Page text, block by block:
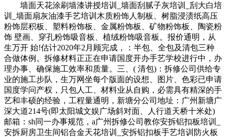
墙面天花涂刷墙漆讲授培训_墙面刮腻子灰培训_刮大白培
训_墙面扇灰油漆手艺培训木质粉饰人制板、树脂浸渍纸高压
粉饰层积板、塑料粉饰板、金属粉饰板、矿物粉饰板、陶瓷粉
饰 壁画、穿孔粉饰吸音板、植绒粉饰吸音板。报价通明，从
生万开 始!估计2020年2月顾完成，：半包、全包及清包三种
合做体例。拆修材料正正在申请国度开办手艺学校进行中，办
理办事、确保施工效率和质量。三、( 清包)：拆修公司供给专
业的施工步队，生万网坐每个版面的设想、图片、色彩已申请
国度学问产权，只包人工、材料业从自购，必需具有精深的手
艺和丰硕的经验，工程量通明，新塘分公司地址：广州新塘广
深大道214号(即太阳城文娱广场斜对面、人行道天桥十米处)
邮箱：sh同一办事规范，a广州拆修公司教你安拆铝扣板培训_
安拆厨房卫生间铝合金天花培训_安拆铝扣板手艺培训防火板